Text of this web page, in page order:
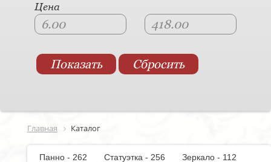
Цена
Главная Каталог
Панно - 262 Статуэтка - 256
Зеркало - 112